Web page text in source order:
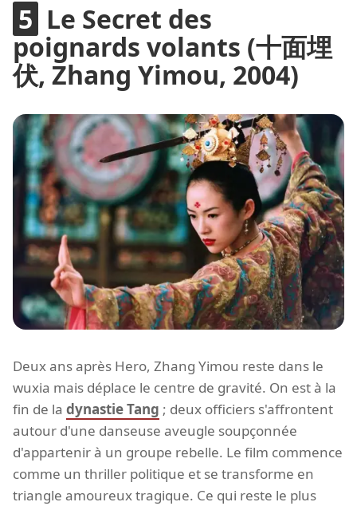
Le Secret des
poignards volants (十面埋
伏, Zhang Yimou, 2004)
Deux ans après Hero, Zhang Yimou reste dans le
wuxia mais déplace le centre de gravité. On est à la
fin de la dynastie Tang ; deux officiers s'affrontent
autour d'une danseuse aveugle soupçonnée
d'appartenir à un groupe rebelle. Le film commence
comme un thriller politique et se transforme en
triangle amoureux tragique. Ce qui reste le plus